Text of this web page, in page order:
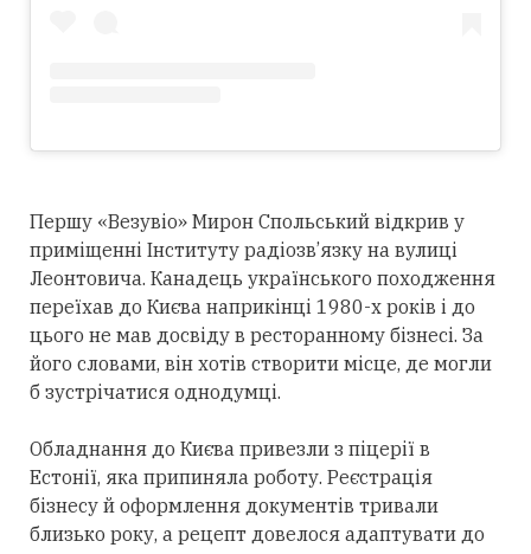
Першу «Везувіо» Мирон Спольський відкрив у
приміщенні Інституту радіозв’язку на вулиці
Леонтовича. Канадець українського походження
переїхав до Києва наприкінці 1980-х років і до
цього не мав досвіду в ресторанному бізнесі. За
його словами, він хотів створити місце, де могли
б зустрічатися однодумці.
Обладнання до Києва привезли з піцерії в
Естонії, яка припиняла роботу. Реєстрація
бізнесу й оформлення документів тривали
близько року, а рецепт довелося адаптувати до